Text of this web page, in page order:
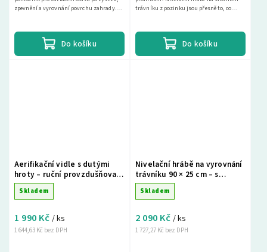
Do košíku
zpevnění a vyrovnání povrchu zahrady.
Do košíku
trávníku z pozinku jsou přesně to, co
Aerifikační vidle s dutými
hroty – ruční provzdušňovač
trávníku
Skladem
1 644,63 Kč bez DPH
1 990 Kč / ks
Nivelační hrábě na vyrovnání
trávníku 90 × 25 cm – s
násadou 200 cm, hliníkové
Skladem
1 727,27 Kč bez DPH
2 090 Kč / ks